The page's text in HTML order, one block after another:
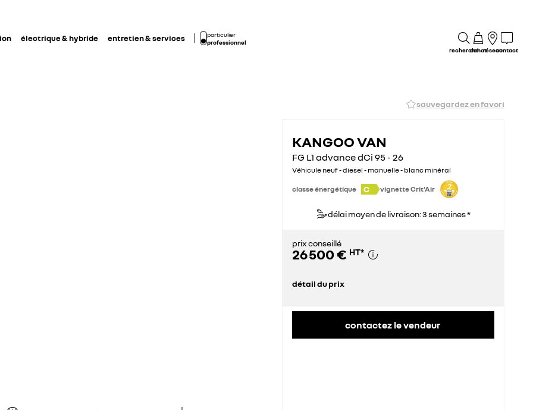
électrique & hybride entretien & services
particulier
professionnel
rechercheachatréseaucontact
sauvegardez en favori
KANGOO VAN
FG L1 advance dCi 95 - 26
Véhicule neuf - diesel - manuelle - blanc minéral
classe énergétique C vignette Crit'Air
délai moyen de livraison: 3 semaines *
prix conseillé
26 500 € HT*
détail du prix
contactez le vendeur